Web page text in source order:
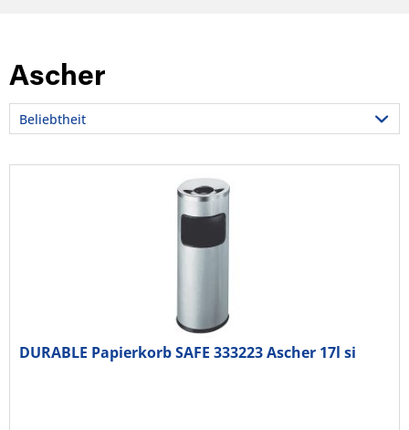
Ascher
DURABLE Papierkorb SAFE 333223 Ascher 17l si